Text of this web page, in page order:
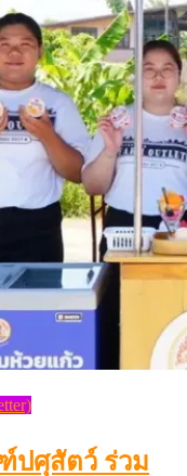
ปศุสัตว์ ร่วม